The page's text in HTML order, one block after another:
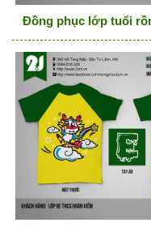
Đồng phục lớp tuổi